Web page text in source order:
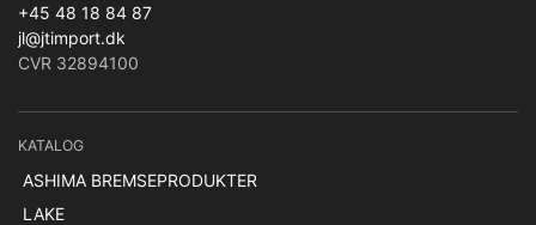
+45 48 18 84 87
jl@jtimport.dk
CVR 32894100
KATALOG
ASHIMA BREMSEPRODUKTER
LAKE